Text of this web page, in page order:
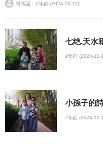
付福运 ⋅ 2年前 (2024-10-13)
七绝.天水
2年前 (2024-10-
小孫子的
2年前 (2024-10-